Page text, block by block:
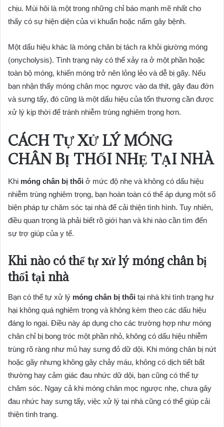
chịu. Mùi hôi là một trong những chỉ báo mạnh mẽ nhất cho
thấy có sự hiện diện của vi khuẩn hoặc nấm gây bệnh.
Một dấu hiệu khác là móng chân bị tách ra khỏi giường móng
(onycholysis). Tình trạng này có thể xảy ra ở một phần hoặc
toàn bộ móng, khiến móng trở nên lỏng lẻo và dễ bị gãy. Nếu
bạn nhận thấy móng chân mọc ngược vào da thịt, gây đau đớn
và sưng tấy, đó cũng là một dấu hiệu của tổn thương cần được
xử lý kịp thời để tránh nhiễm trùng nghiêm trọng hơn.
CÁCH TỰ XỬ LÝ MÓNG
CHÂN BỊ THỐI NHẸ TẠI NHÀ
Khi móng chân bị thối ở mức độ nhẹ và không có dấu hiệu
nhiễm trùng nghiêm trọng, bạn hoàn toàn có thể áp dụng một số
biện pháp tự chăm sóc tại nhà để cải thiện tình hình. Tuy nhiên,
điều quan trọng là phải biết rõ giới hạn và khi nào cần tìm đến
sự trợ giúp của y tế.
Khi nào có thể tự xử lý móng chân bị
thối tại nhà
Bạn có thể tự xử lý móng chân bị thối tại nhà khi tình trạng hư
hại không quá nghiêm trọng và không kèm theo các dấu hiệu
đáng lo ngại. Điều này áp dụng cho các trường hợp như móng
chân chỉ bị bong tróc một phần nhỏ, không có dấu hiệu nhiễm
trùng rõ ràng như mủ hay sưng đỏ dữ dội. Khi móng chân bị nứt
hoặc gãy nhưng không gây chảy máu, không có dịch tiết bất
thường hay cảm giác đau nhức dữ dội, bạn cũng có thể tự
chăm sóc. Ngay cả khi móng chân mọc ngược nhẹ, chưa gây
đau nhức hay sưng tấy, việc xử lý tại nhà cũng có thể giúp cải
thiện tình trạng.